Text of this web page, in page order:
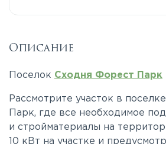
Описание
Поселок Сходня Форест Парк
Рассмотрите участок в
Парк, где все необходимое
и стройматериалы на
10 кВт на участке и